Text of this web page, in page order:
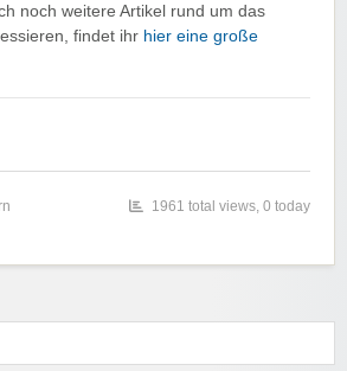
noch weitere Artikel rund um das
findet ihr hier eine große
1961 total views, 0 today